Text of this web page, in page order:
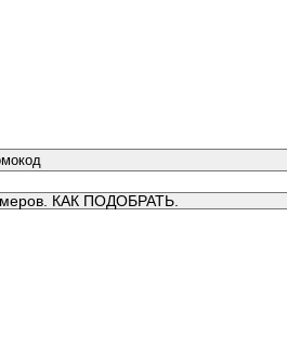
КАК ПОДОБРАТЬ.